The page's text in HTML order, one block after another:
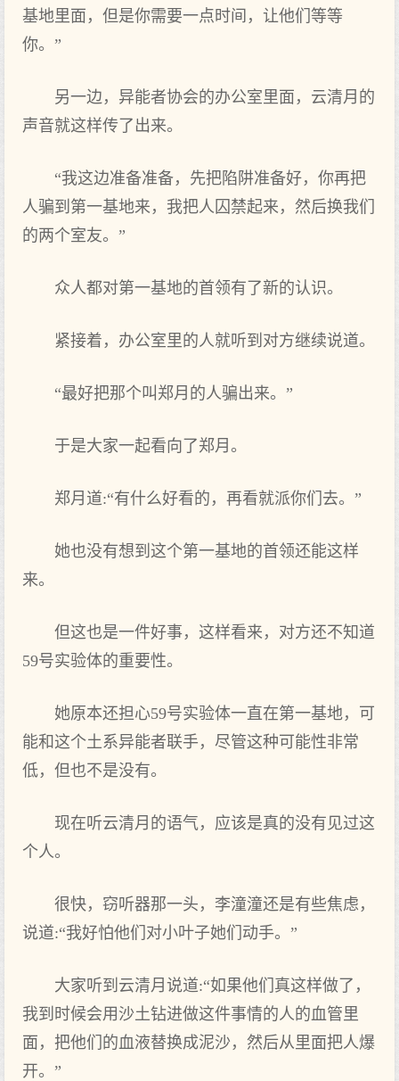
基地里面，但是你需要一点时间，让他们等等
你。”
另一边，异能者协会的办公室里面，云清月的
声音就这样传了出来。
“我这边准备准备，先把陷阱准备好，你再把
人骗到第一基地来，我把人囚禁起来，然后换我们
的两个室友。”
众人都对第一基地的首领有了新的认识。
紧接着，办公室里的人就听到对方继续说道。
“最好把那个叫郑月的人骗出来。”
于是大家一起看向了郑月。
郑月道:“有什么好看的，再看就派你们去。”
她也没有想到这个第一基地的首领还能这样
来。
但这也是一件好事，这样看来，对方还不知道
59号实验体的重要性。
她原本还担心59号实验体一直在第一基地，可
能和这个土系异能者联手，尽管这种可能性非常
低，但也不是没有。
现在听云清月的语气，应该是真的没有见过这
个人。
很快，窃听器那一头，李潼潼还是有些焦虑，
说道:“我好怕他们对小叶子她们动手。”
大家听到云清月说道:“如果他们真这样做了，
我到时候会用沙土钻进做这件事情的人的血管里
面，把他们的血液替换成泥沙，然后从里面把人爆
开。”